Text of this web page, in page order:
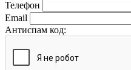
Телефон
Email
Антиспам код: